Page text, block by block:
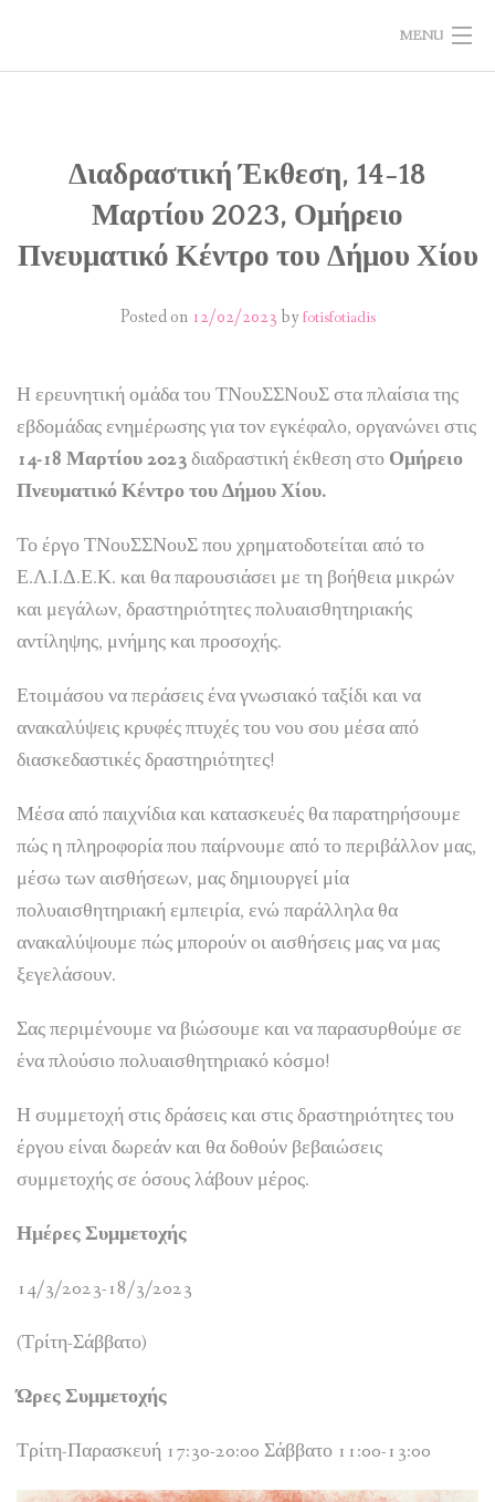
MENU
ΔΡΑΣΤΗΡΙΟΤΗΤΕΣ
ΑΞΙΟΛΟΓΗΣΗ
Διαδραστική Έκθεση, 14-18
Μαρτίου 2023, Ομήρειο
Πνευματικό Κέντρο του Δήμου Χίου
Posted on 12/02/2023by fotisfotiadis
Η ερευνητική ομάδα του ΤΝουΣΣΝουΣ στα πλαίσια της
εβδομάδας ενημέρωσης για τον εγκέφαλο, οργανώνει στις
14-18 Μαρτίου 2023διαδραστική έκθεση στο Ομήρειο
Πνευματικό Κέντρο του Δήμου Χίου.
Το έργο ΤΝουΣΣΝουΣ που χρηματοδοτείται από το
Ε.Λ.Ι.Δ.Ε.Κ. και θα παρουσιάσει με τη βοήθεια μικρών
και μεγάλων, δραστηριότητες πολυαισθητηριακής
αντίληψης, μνήμης και προσοχής.
Ετοιμάσου να περάσεις ένα γνωσιακό ταξίδι και να
ανακαλύψεις κρυφές πτυχές του νου σου μέσα από
διασκεδαστικές δραστηριότητες!
Μέσα από παιχνίδια και κατασκευές θα παρατηρήσουμε
πώς η πληροφορία που παίρνουμε από το περιβάλλον μας,
μέσω των αισθήσεων, μας δημιουργεί μία
πολυαισθητηριακή εμπειρία, ενώ παράλληλα θα
ανακαλύψουμε πώς μπορούν οι αισθήσεις μας να μας
ξεγελάσουν.
Σας περιμένουμε να βιώσουμε και να παρασυρθούμε σε
ένα πλούσιο πολυαισθητηριακό κόσμο!
Η συμμετοχή στις δράσεις και στις δραστηριότητες του
έργου είναι δωρεάν και θα δοθούν βεβαιώσεις
συμμετοχής σε όσους λάβουν μέρος.
Ημέρες Συμμετοχής
14/3/2023-18/3/2023
(Τρίτη-Σάββατο)
Ώρες Συμμετοχής
Τρίτη-Παρασκευή 17:30-20:00 Σάββατο 11:00-13:00